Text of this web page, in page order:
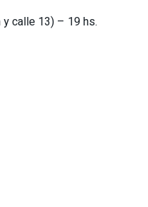
calle 13) – 19 hs.